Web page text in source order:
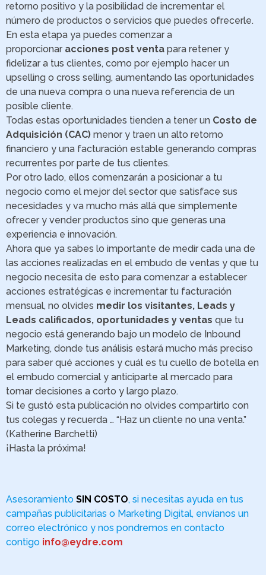
retorno positivo y la posibilidad de incrementar el
número de productos o servicios que puedes ofrecerle.
En esta etapa ya puedes comenzar a
proporcionar acciones post venta para retener y
fidelizar a tus clientes, como por ejemplo hacer un
upselling o cross selling, aumentando las oportunidades
de una nueva compra o una nueva referencia de un
posible cliente.
Todas estas oportunidades tienden a tener un Costo de
Adquisición (CAC) menor y traen un alto retorno
financiero y una facturación estable generando compras
recurrentes por parte de tus clientes.
Por otro lado, ellos comenzarán a posicionar a tu
negocio como el mejor del sector que satisface sus
necesidades y va mucho más allá que simplemente
ofrecer y vender productos sino que generas una
experiencia e innovación.
Ahora que ya sabes lo importante de medir cada una de
las acciones realizadas en el embudo de ventas y que tu
negocio necesita de esto para comenzar a establecer
acciones estratégicas e incrementar tu facturación
mensual, no olvides medir los visitantes, Leads y
Leads calificados, oportunidades y ventas que tu
negocio está generando bajo un modelo de Inbound
Marketing, donde tus análisis estará mucho más preciso
para saber qué acciones y cuál es tu cuello de botella en
el embudo comercial y anticiparte al mercado para
tomar decisiones a corto y largo plazo.
Si te gustó esta publicación no olvides compartirlo con
tus colegas y recuerda … “Haz un cliente no una venta.”
(Katherine Barchetti)
¡Hasta la próxima!
Asesoramiento SIN COSTO, si necesitas ayuda en tus
campañas publicitarias o Marketing Digital, envíanos un
correo electrónico y nos pondremos en contacto
contigo info@eydre.com